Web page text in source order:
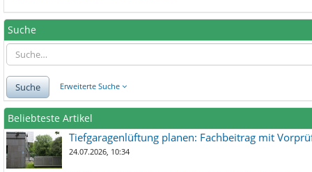
Suche
Suche Erweiterte Suche
Beliebteste Artikel
Tiefgaragenlüftung planen: Fachbeitrag mit
24.07.2026, 10:34